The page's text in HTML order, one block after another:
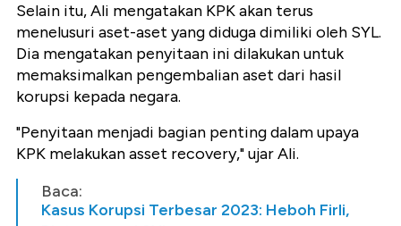
Selain itu, Ali mengatakan KPK akan terus
menelusuri aset-aset yang diduga dimiliki oleh SYL.
Dia mengatakan penyitaan ini dilakukan untuk
memaksimalkan pengembalian aset dari hasil
korupsi kepada negara.
"Penyitaan menjadi bagian penting dalam upaya
KPK melakukan asset recovery," ujar Ali.
Baca:
Kasus Korupsi Terbesar 2023: Heboh Firli,